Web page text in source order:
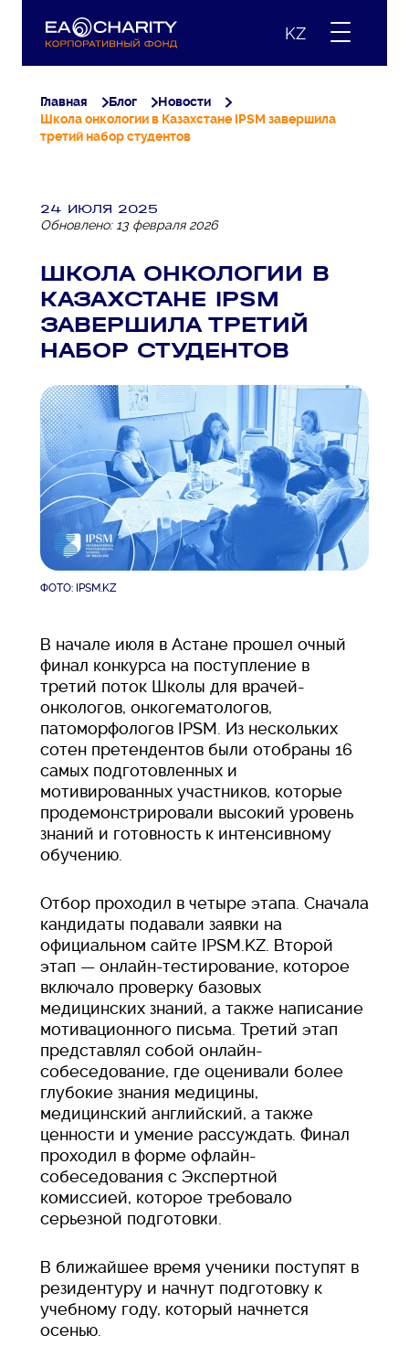
KZ
Главная Блог
Новости
Школа онкологии в Казахстане IPSM завершила
третий набор студентов
24 ИЮЛЯ 2025
Обновлено: 13 февраля 2026
ШКОЛА ОНКОЛОГИИ В
КАЗАХСТАНЕ IPSM
ЗАВЕРШИЛА ТРЕТИЙ
НАБОР СТУДЕНТОВ
ФОТО: IPSM.KZ
В начале июля в Астане прошел очный
финал конкурса на поступление в
третий поток Школы для врачей-
онкологов, онкогематологов,
патоморфологов IPSM. Из нескольких
сотен претендентов были отобраны 16
самых подготовленных и
мотивированных участников, которые
продемонстрировали высокий уровень
знаний и готовность к интенсивному
обучению.
Отбор проходил в четыре этапа. Сначала
кандидаты подавали заявки на
официальном сайте IPSM.KZ. Второй
этап — онлайн-тестирование, которое
включало проверку базовых
медицинских знаний, а также написание
мотивационного письма. Третий этап
представлял собой онлайн-
собеседование, где оценивали более
глубокие знания медицины,
медицинский английский, а также
ценности и умение рассуждать. Финал
проходил в форме офлайн-
собеседования с Экспертной
комиссией, которое требовало
серьезной подготовки.
В ближайшее время ученики поступят в
резидентуру и начнут подготовку к
учебному году, который начнется
осенью.